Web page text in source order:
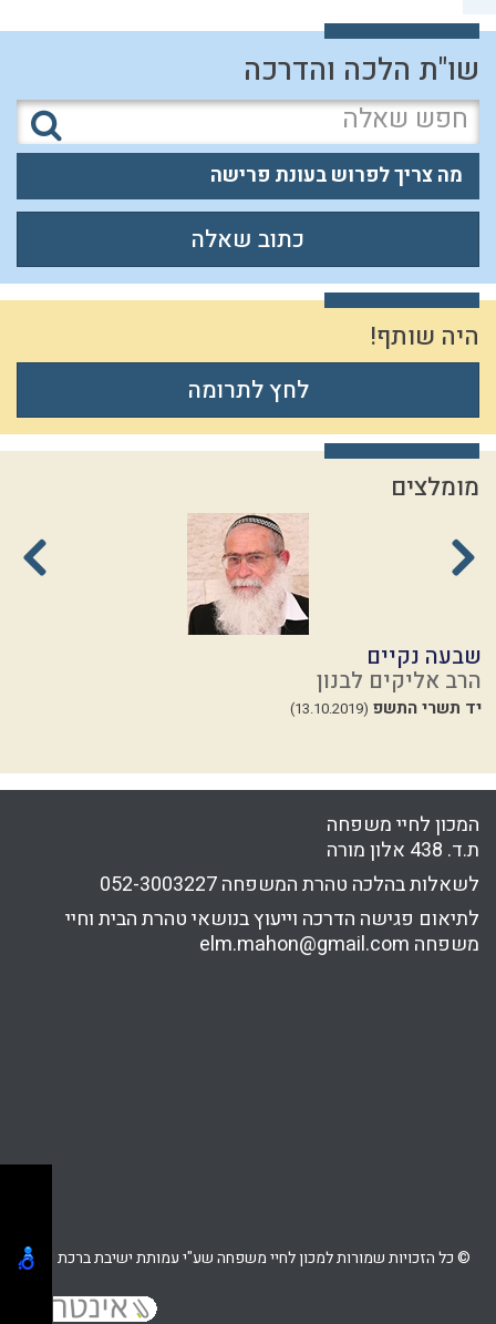
שו"ת הלכה והדרכה
מה צריך לפרוש בעונת פרישה
כתוב שאלה
היה שותף!
לחץ לתרומה
מומלצים
שבעה נקיים
הרב אליקים לבנון
יד תשרי התשפ (13.10.2019)
המכון לחיי משפחה
ת.ד. 438 אלון מורה
לשאלות בהלכה טהרת המשפחה052-3003227
לתיאום פגישה הדרכה וייעוץ בנושאי טהרת הבית וחיי
משפחה elm.mahon@gmail.com
© כל הזכויות שמורות למכון לחיי משפחה שע"י עמותת ישיבת ברכת יוסף